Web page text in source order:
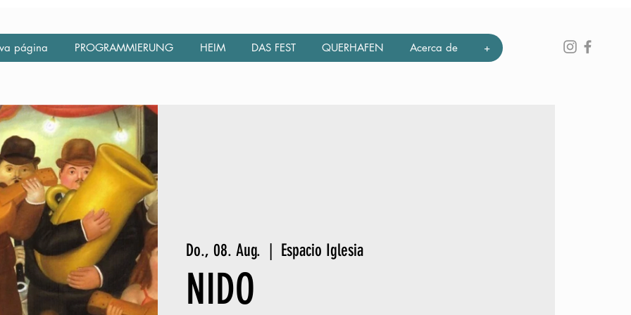
página PROGRAMMIERUNG HEIM DAS FEST QUERHAFEN Acerca de +
Do., 08. Aug. Espacio Iglesia
NIDO